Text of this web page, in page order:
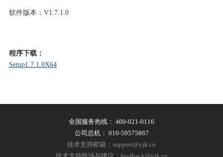
软件版本：V1.7.1.0
程序下载：
Setup1.7.1.0X64
全国服务热线： 400-021-0116
公司总机： 010-59575867
技术支持邮箱：support@yjk.cn